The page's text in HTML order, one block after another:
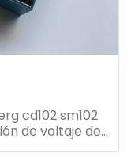
cd102 sm102
de voltaje de